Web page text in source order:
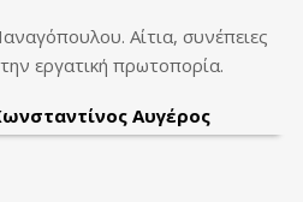
Αίτια, συνέπειες
εργατική πρωτοπορία.
Αυγέρος